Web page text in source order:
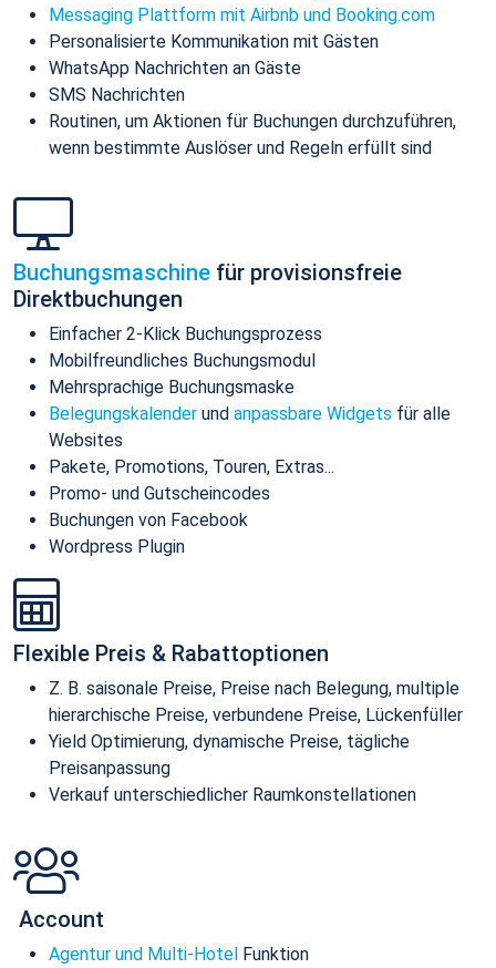
Messaging Plattform mit Airbnb und Booking.com
Personalisierte Kommunikation mit Gästen
WhatsApp Nachrichten an Gäste
SMS Nachrichten
Routinen, um Aktionen für Buchungen durchzuführen,
wenn bestimmte Auslöser und Regeln erfüllt sind
Buchungsmaschine für provisionsfreie
Direktbuchungen
Einfacher 2-Klick Buchungsprozess
Mobilfreundliches Buchungsmodul
Mehrsprachige Buchungsmaske
Belegungskalender und anpassbare Widgets für alle
Websites
Pakete, Promotions, Touren, Extras...
Promo- und Gutscheincodes
Buchungen von Facebook
Wordpress Plugin
Flexible Preis & Rabattoptionen
Z. B. saisonale Preise, Preise nach Belegung, multiple
hierarchische Preise, verbundene Preise, Lückenfüller
Yield Optimierung, dynamische Preise, tägliche
Preisanpassung
Verkauf unterschiedlicher Raumkonstellationen
Account
Agentur und Multi-Hotel Funktion